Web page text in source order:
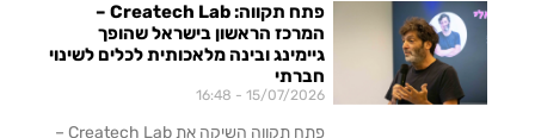
פתח תקווה: Createch Lab –
המרכז הראשון בישראל שהופך
גיימינג ובינה מלאכותית לכלים לשינוי
חברתי
15/07/2026
פתח תקווה השיקה את Createch Lab –